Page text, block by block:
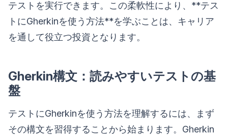
テストを実行できます。この柔軟性により、**テス
トにGherkinを使う方法**を学ぶことは、キャリア
を通して役立つ投資となります。
Gherkin構文：読みやすいテストの基
盤
テストにGherkinを使う方法を理解するには、まず
その構文を習得することから始まります。Gherkin